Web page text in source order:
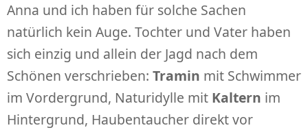
Anna und ich haben für solche Sachen
natürlich kein Auge. Tochter und Vater haben
sich einzig und allein der Jagd nach dem
Schönen verschrieben: Tramin mit Schwimmer
im Vordergrund, Naturidylle mit Kaltern im
Hintergrund, Haubentaucher direkt vor